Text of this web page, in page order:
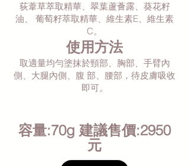
荻葦草萃取精華、翠葉蘆薈露、葵花籽
油、 葡萄籽萃取精華、維生素E、維生素
C。
使用方法
取適量均勻塗抹於頸部、胸部、手臂內
側、大腿內側、腹 部、腰部，待皮膚吸收
即可。
容量:70g 建議售價:2950
元